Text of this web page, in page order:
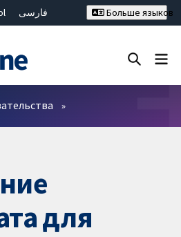
فارسی
中文
Больше языков
для